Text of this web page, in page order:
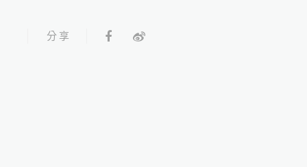
配合人事行政局公告決策
分享